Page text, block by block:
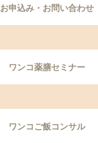
お申込み・お問い合わせ
ワンコ薬膳セミナー
ワンコご飯コンサル